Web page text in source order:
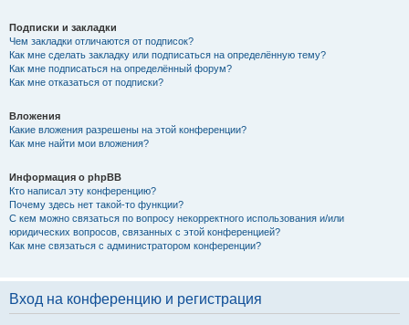
Подписки и закладки
Чем закладки отличаются от подписок?
Как мне сделать закладку или подписаться на определённую тему?
Как мне подписаться на определённый форум?
Как мне отказаться от подписки?
Вложения
Какие вложения разрешены на этой конференции?
Как мне найти мои вложения?
Информация о phpBB
Кто написал эту конференцию?
Почему здесь нет такой-то функции?
С кем можно связаться по вопросу некорректного использования и/или
юридических вопросов, связанных с этой конференцией?
Как мне связаться с администратором конференции?
Вход на конференцию и регистрация